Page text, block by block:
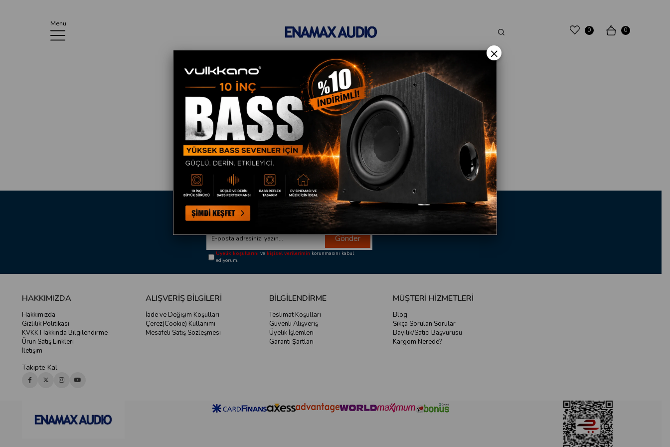
Menu
0
0
Size Özel Kampanyalar
Hemen Kayıt Ol Fırsatlardan Önce Sen Haberdar Ol!
Gönder
Üyelik koşullarını vekişisel verilerimin korunmasını kabul
ediyorum.
HAKKIMIZDA
Hakkımızda
Gizlilik Politikası
KVKK Hakkında Bilgilendirme
Ürün Satış Linkleri
İletişim
Takipte Kal
ALIŞVERİŞ BİLGİLERİ
İade ve Değişim Koşulları
Çerez(Cookie) Kullanımı
Mesafeli Satış Sözleşmesi
BİLGİLENDİRME
Teslimat Koşulları
Güvenli Alışveriş
Üyelik İşlemleri
Garanti Şartları
MÜŞTERİ HİZMETLERİ
Blog
Sıkça Sorulan Sorular
Bayilik/Satıcı Başvurusu
Kargom Nerede?
×